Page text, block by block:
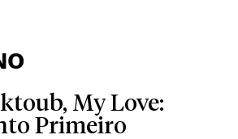
My Love:
Primeiro